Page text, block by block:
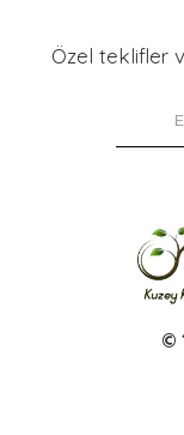
Özel teklifler
©